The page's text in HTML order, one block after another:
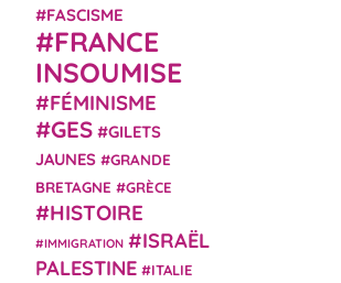
FASCISME
FRANCE
INSOUMISE
FÉMINISME
GES
GILETS
JAUNES
GRANDE
BRETAGNE
GRÈCE
HISTOIRE
IMMIGRATION
ISRAËL
PALESTINE
ITALIE